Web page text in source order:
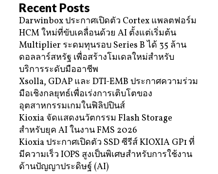
Recent Posts
Darwinbox ประกาศเปิดตัว Cortex แพลตฟอร์ม
HCM ใหม่ที่ขับเคลื่อนด้วย AI ตั้งแต่เริ่มต้น
Multiplier ระดมทุนรอบ Series B ได้ 35 ล้าน
ดอลลาร์สหรัฐ เพื่อสร้างโมเดลใหม่สำหรับ
บริการระดับมืออาชีพ
Xsolla, GDAP และ DTI-EMB ประกาศความร่วม
มือเชิงกลยุทธ์เพื่อเร่งการเติบโตของ
อุตสาหกรรมเกมในฟิลิปปินส์
Kioxia จัดแสดงนวัตกรรม Flash Storage
สำหรับยุค AI ในงาน FMS 2026
Kioxia ประกาศเปิดตัว SSD ซีรีส์ KIOXIA GP1 ที่
มีความเร็ว IOPS สูงเป็นพิเศษสำหรับการใช้งาน
ด้านปัญญาประดิษฐ์ (AI)